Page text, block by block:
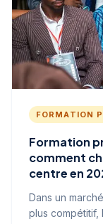
FORMATION
Formation
comment
centre en
Dans un
plus compétitif,